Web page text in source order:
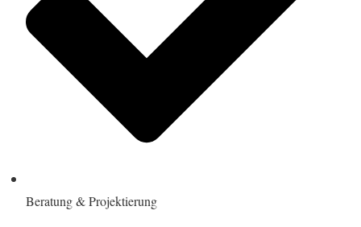
Beratung & Projektierung